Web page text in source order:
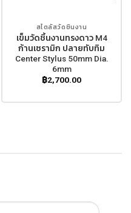
สไตลัสวัดชิ้นงาน
เข็มวัดชิ้นงานทรงดาว M4
ก้านเซรามิก ปลายทับทิม
Center Stylus 50mm Dia.
6mm
฿2,700.00